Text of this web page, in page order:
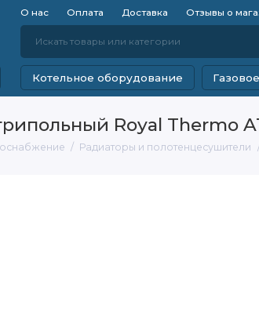
О нас Оплата Доставка Отзывы о
Котельное оборудование
Royal Thermo
Радиаторы и полотенцесушители